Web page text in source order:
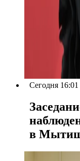
Сегодня 16:01
в